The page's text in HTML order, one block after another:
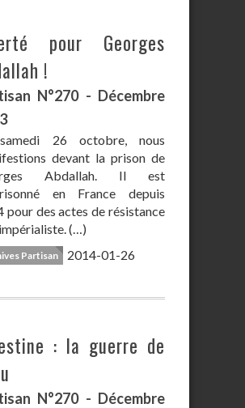
pour Georges
!
N°270 - Décembre
26 octobre, nous
devant la prison de
Abdallah. Il est
en France depuis
pour des actes de résistance
(…)
Partisan 2014-01-26
: la guerre de
N°270 - Décembre